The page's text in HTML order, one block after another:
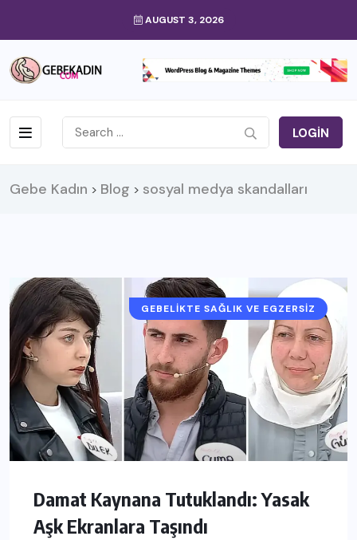
AUGUST 3, 2026
LOGIN
Gebe Kadın > Blog > sosyal medya skandalları
GEBELIKTE SAĞLIK VE EGZERSIZ
Damat Kaynana Tutuklandı: Yasak
Aşk Ekranlara Taşındı